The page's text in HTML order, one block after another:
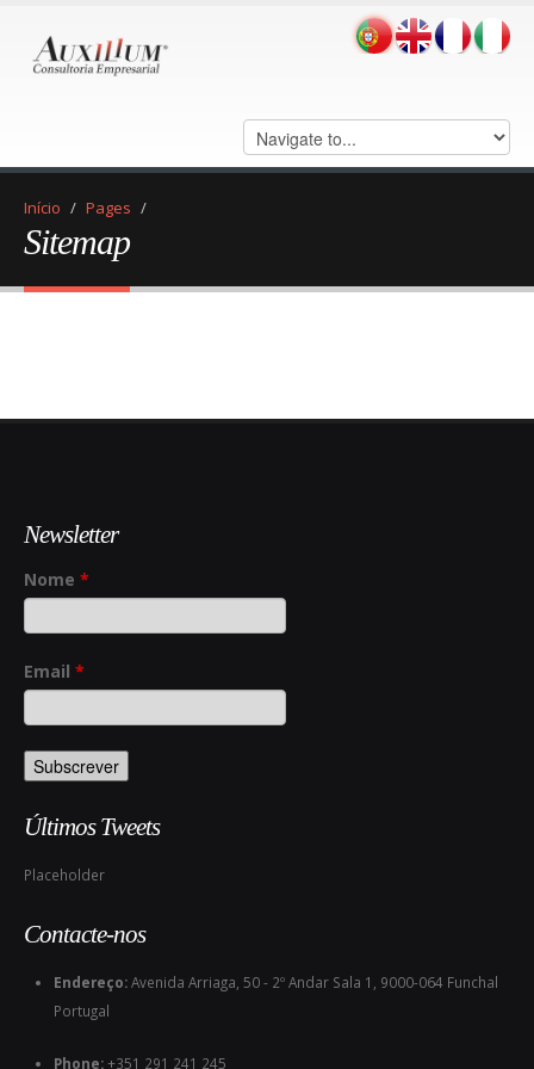
Início / Pages /
Sitemap
Newsletter
Nome *
Email *
Últimos Tweets
Placeholder
Contacte-nos
Endereço:Avenida Arriaga, 50 - 2º Andar Sala 1, 9000-064 Funchal
Portugal
Phone:+351 291 241 245